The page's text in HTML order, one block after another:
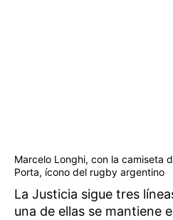
Marcelo Longhi, con la camiseta
Porta, ícono del rugby argentino
La Justicia sigue tres
una de ellas se mantiene